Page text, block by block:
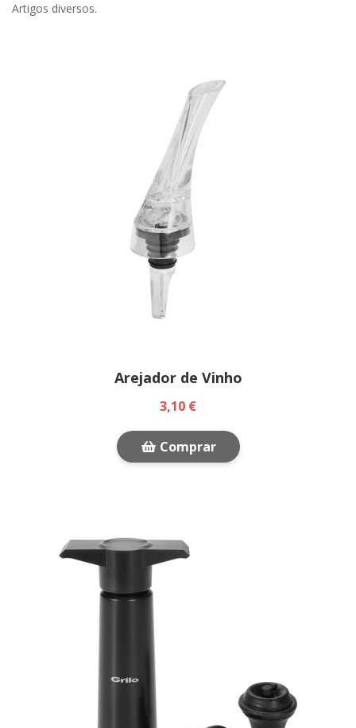
Artigos diversos.
Arejador de Vinho
3,10 €
Comprar